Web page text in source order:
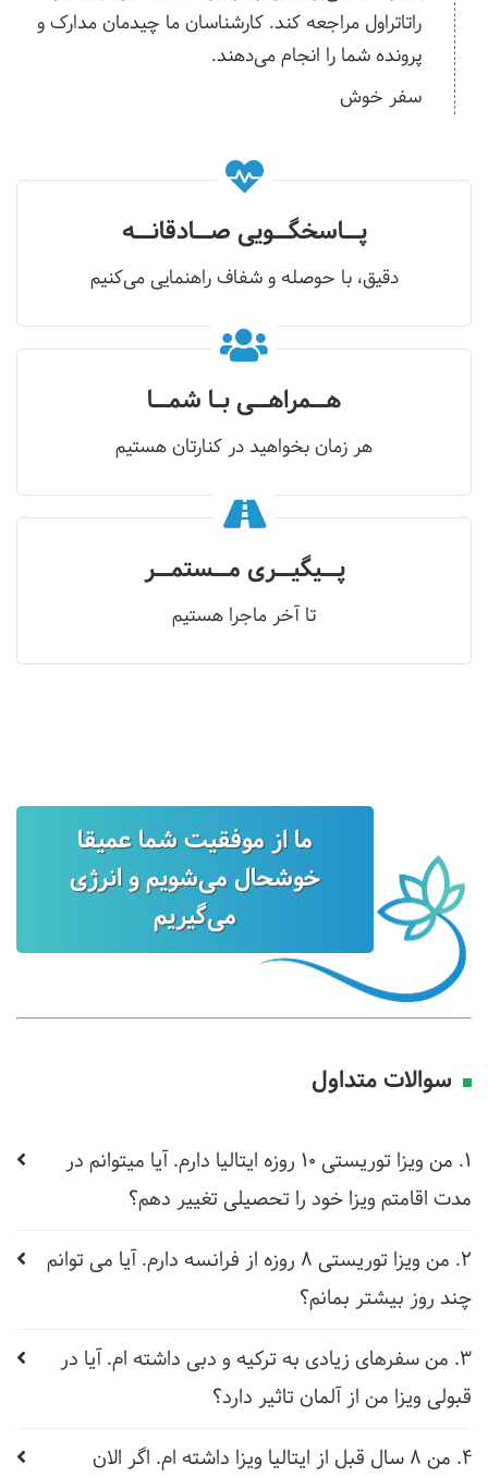
راتاتراول مراجعه کند. کارشناسان ما چیدمان مدارک و
پرونده شما را انجام می‌دهند.
سفر خوش
پــاسخگــویی صــادقانــه
دقیق، با حوصله و شفاف راهنمایی می‌کنیم
هــمراهــی بـا شمــا
هر زمان بخواهید در کنارتان هستیم
پــیگیــری مــستمــر
تا آخر ماجرا هستیم
ما از موفقیت شما عمیقا
خوشحال می‌شویم و انرژی
می‌گیریم
سوالات متداول
1. من ویزا توریستی 10 روزه ایتالیا دارم. آیا میتوانم در
مدت اقامتم ویزا خود را تحصیلی تغییر دهم؟
2. من ویزا توریستی 8 روزه از فرانسه دارم. آیا می توانم
چند روز بیشتر بمانم؟
3. من سفرهای زیادی به ترکیه و دبی داشته ام. آیا در
قبولی ویزا من از آلمان تاثیر دارد؟
4. من 8 سال قبل از ایتالیا ویزا داشته ام. اگر الان